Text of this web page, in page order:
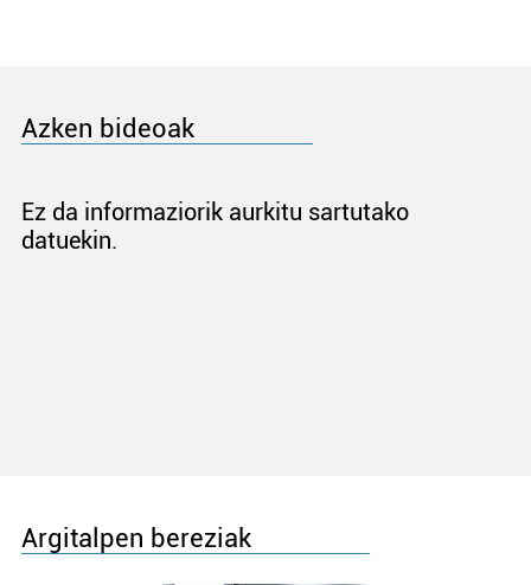
Azken bideoak
Ez da informaziorik aurkitu sartutako
datuekin.
Argitalpen bereziak